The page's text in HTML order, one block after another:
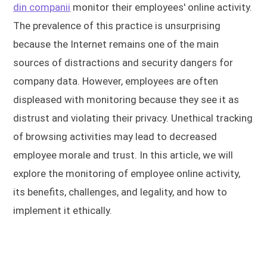
din companii monitor their employees' online activity.
The prevalence of this practice is unsurprising
because the Internet remains one of the main
sources of distractions and security dangers for
company data. However, employees are often
displeased with monitoring because they see it as
distrust and violating their privacy. Unethical tracking
of browsing activities may lead to decreased
employee morale and trust. In this article, we will
explore the monitoring of employee online activity,
its benefits, challenges, and legality, and how to
implement it ethically.